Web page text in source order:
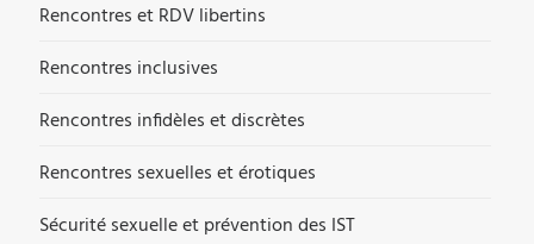
Rencontres et RDV libertins
Rencontres inclusives
Rencontres infidèles et discrètes
Rencontres sexuelles et érotiques
Sécurité sexuelle et prévention des IST